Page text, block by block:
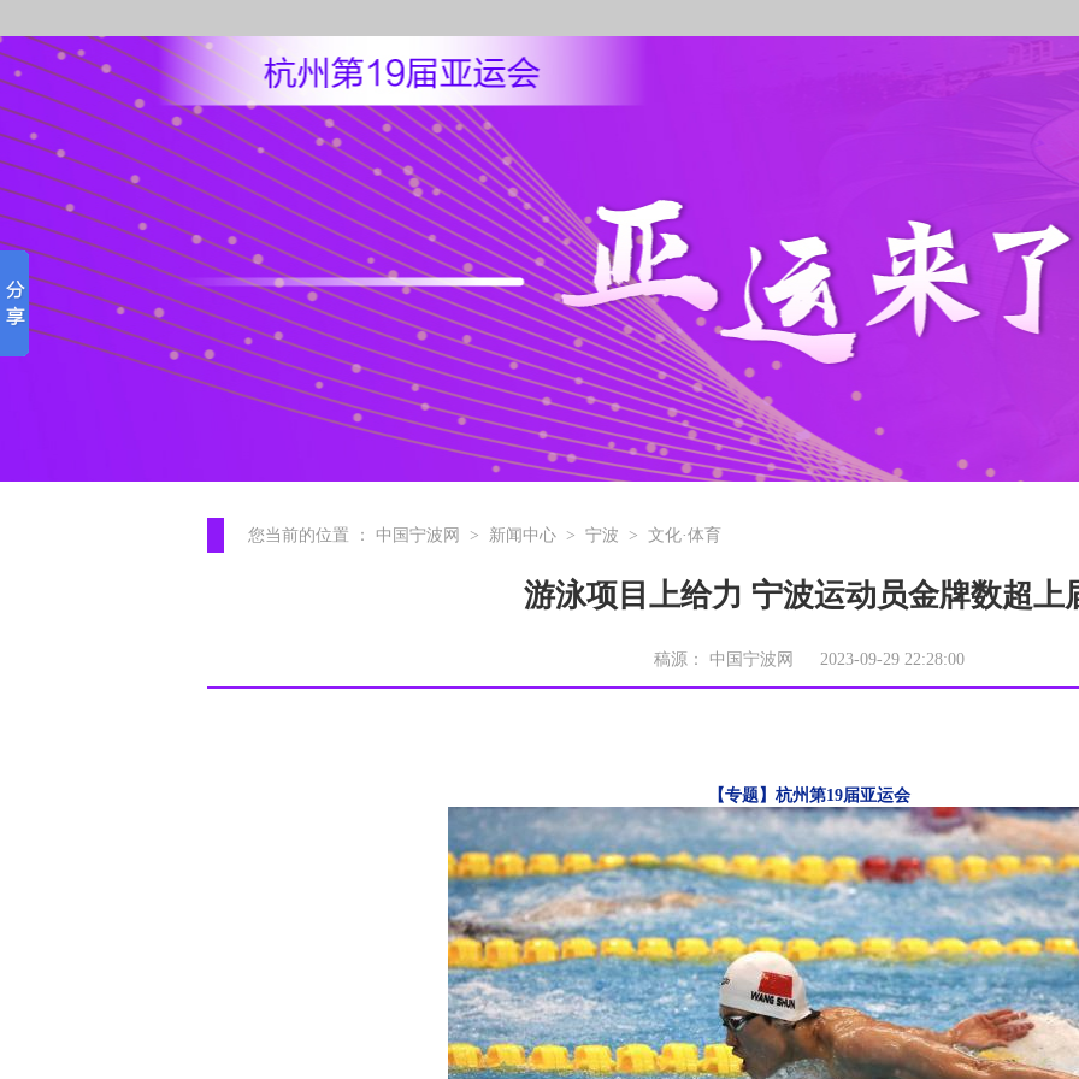
您当前的位置 ： 中国宁波网 > 新闻中心 > 宁波 > 文化·体育
游泳项目上给力 宁波运动员金牌数超上
稿源： 中国宁波网 2023-09-29 22:28:00
【专题】杭州第19届亚运会